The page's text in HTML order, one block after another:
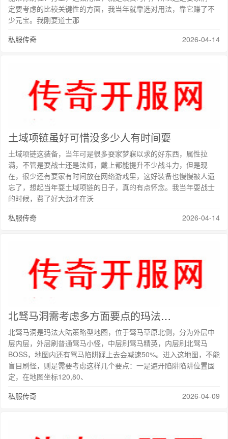
定要考虑的比较关键性的方面，我当年就靠选对用法，靠它赚了不
少元宝。我刚耍道士那
私服传奇
2026-04-14
土域项链虽好可惜没多少人有时间耍
土域项链这装备，当年可是很多耍家梦寐以求的好东西，属性拉
满，不管是耍战士还是法师，戴上都能提升不少战斗力，但是现
在，很少还有耍家有时间放在网络游戏里，这好装备也慢慢被人遗
忘了，想起当年耍土域项链的日子，真的有点怀念。我当年耍战士
的时候，费了好大劲才在沃
私服传奇
2026-04-14
北驽马洞需考虑多方面要点的玛法地图故事
北驽马洞是玛法大陆策略型地图，位于驽马草原北侧，分为外层中
层内层，外层刷普通驽马小怪，中层刷驽马精英，内层刷北驽马
BOSS，地图内还有驽马陷阱踩上去会减速50%。进入这地图，不能
盲目刷怪，则是需要考虑这样几个要点：一是避开陷阱陷阱位置固
定，在地图坐标120,80、
私服传奇
2026-04-09